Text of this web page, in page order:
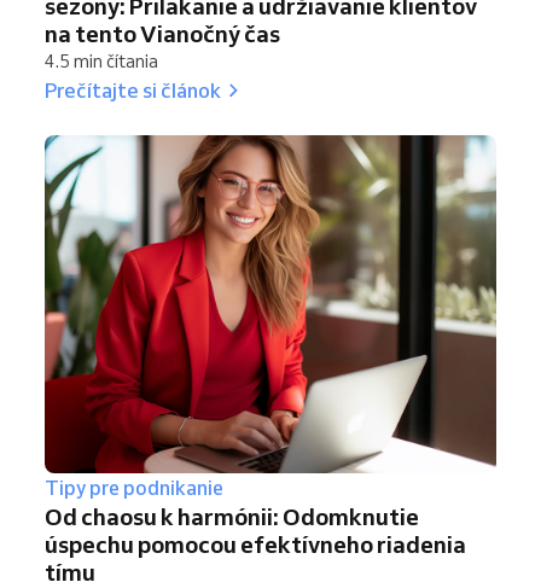
na tento Vianočný čas
4.5 min čítania
Prečítajte si článok
Tipy pre podnikanie
Od chaosu k harmónii: Odomknutie
úspechu pomocou efektívneho riadenia
tímu